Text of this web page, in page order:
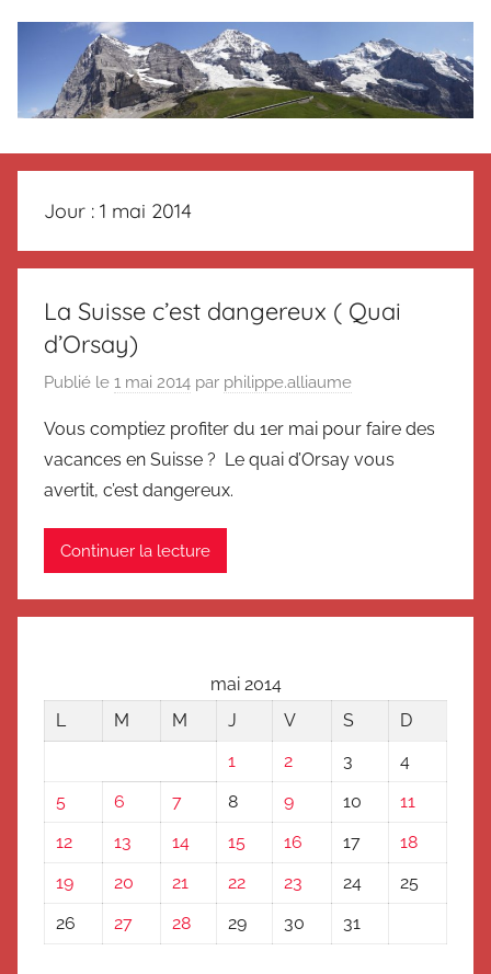
Le
blog
de
Suisse
Magazine
Suisse
souvenir
Suisse
Magazine
Messager
Suisse
Jour : 1 mai 2014
La Suisse c’est dangereux ( Quai
d’Orsay)
Publié le 1 mai 2014 par philippe.alliaume
Vous comptiez profiter du 1er mai pour faire des
vacances en Suisse ? Le quai d’Orsay vous
avertit, c’est dangereux.
Continuer la lecture
mai 2014
L
M M J V S
D
1
2 3
4
5
6 7 8 9 10
11
12
13 14 15 16 17
18
19
20 21 22 23 24
25
26
27 28 29 30 31